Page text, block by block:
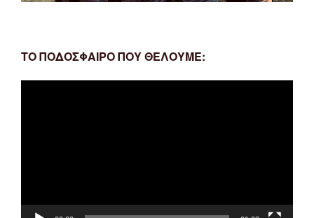
ΤΟ ΠΟΔΟΣΦΑΙΡΟ ΠΟΥ ΘΕΛΟΥΜΕ: